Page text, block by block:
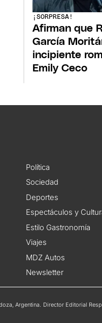
¡SORPRESA!
Afirman que
García
incipiente
Emily Ceco
Política
Sociedad
Deportes
Espectáculos y
Estilo Gastronomía
Viajes
MDZ Autos
Newsletter
Argentina. Director Editorial